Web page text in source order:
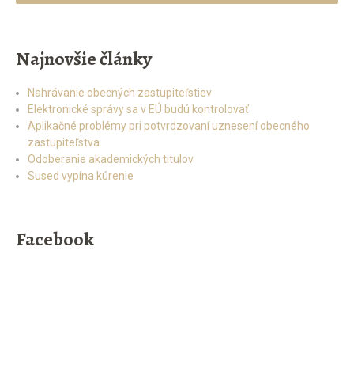
Najnovšie články
Nahrávanie obecných zastupiteľstiev
Elektronické správy sa v EÚ budú kontrolovať
Aplikačné problémy pri potvrdzovaní uznesení obecného
zastupiteľstva
Odoberanie akademických titulov
Sused vypína kúrenie
Facebook